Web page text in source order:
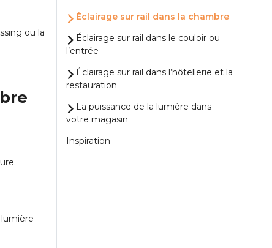
ou la
Éclairage sur rail dans la chambre
Éclairage sur rail dans le couloir ou
l’entrée
Éclairage sur rail dans l’hôtellerie et la
restauration
La puissance de la lumière dans
votre magasin
Inspiration